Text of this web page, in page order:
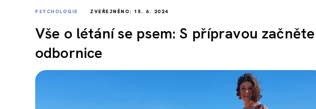
PSYCHOLOGIE ZVEŘEJNĚNO: 15. 6. 2024
Vše o létání se psem: S přípravou
odbornice